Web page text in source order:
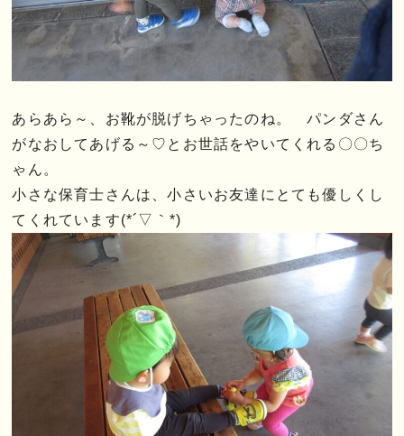
あらあら～、お靴が脱げちゃったのね。 パンダさん
がなおしてあげる～♡とお世話をやいてくれる〇〇ち
ゃん。
小さな保育士さんは、小さいお友達にとても優しくし
てくれています(*´▽｀*)